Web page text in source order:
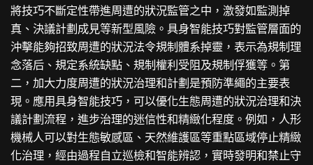
將技巧不斷定性帶進周遭的狀況監管之中，激發如監測掉
真、決議計劃成見等新型風險。具身智能技巧對監管層面的
沖擊能夠招致周遭的狀況法令規制體系掉靈，表示為規制理
念落后、規定系統缺點、規制權利受阻及規制俘獲等。第
二，加大力度周遭的狀況治理和計劃是預防準繩的主要表
現。應用具身智能技巧，可以優化生態周遭的狀況治理和決
議計劃流程，進步治理的迷信性和精緻化程度。例如，人形
機械人可以對生態敏感區、天然維護區等重點區域停止精緻
化治理，經由過程自立巡檢和智能辨認，實時發明和禁止守